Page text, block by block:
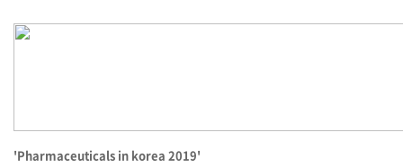
'Pharmaceuticals in korea 2019'